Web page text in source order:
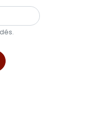
BATEAUX